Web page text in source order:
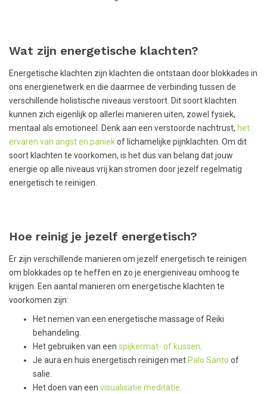
Wat zijn energetische klachten?
Energetische klachten zijn klachten die ontstaan door blokkades in
ons energienetwerk en die daarmee de verbinding tussen de
verschillende holistische niveaus verstoort. Dit soort klachten
kunnen zich eigenlijk op allerlei manieren uiten, zowel fysiek,
mentaal als emotioneel. Denk aan een verstoorde nachtrust, het
ervaren van angst en paniekof lichamelijke pijnklachten. Om dit
soort klachten te voorkomen, is het dus van belang dat jouw
energie op alle niveaus vrij kan stromen door jezelf regelmatig
energetisch te reinigen.
Hoe reinig je jezelf energetisch?
Er zijn verschillende manieren om jezelf energetisch te reinigen
om blokkades op te heffen en zo je energieniveau omhoog te
krijgen. Een aantal manieren om energetische klachten te
voorkomen zijn:
Het nemen van een energetische massage of Reiki
behandeling.
Het gebruiken van een spijkermat- of kussen
Je aura en huis energetisch reinigen metPalo Santo of
salie.
Het doen van een visualisatie meditatie